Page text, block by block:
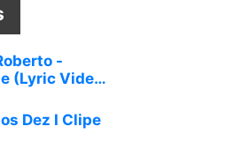
-
(Lyric Video
Dez I Clipe